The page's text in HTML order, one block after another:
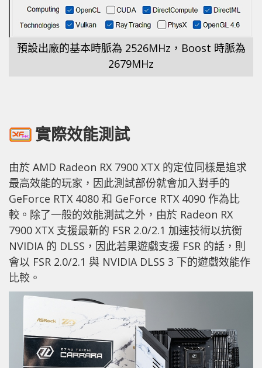
預設出廠的基本時脈為 2526MHz，Boost 時脈為
2679MHz
實際效能測試
由於 AMD Radeon RX 7900 XTX 的定位同樣是追求
最高效能的玩家，因此測試部份就會加入對手的
GeForce RTX 4080 和 GeForce RTX 4090 作為比
較。除了一般的效能測試之外，由於 Radeon RX
7900 XTX 支援最新的 FSR 2.0/2.1 加速技術以抗衡
NVIDIA 的 DLSS，因此若果遊戲支援 FSR 的話，則
會以 FSR 2.0/2.1 與 NVIDIA DLSS 3 下的遊戲效能作
比較。